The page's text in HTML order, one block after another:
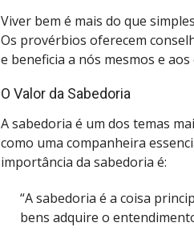
Viver bem é mais do que
Os provérbios oferecem
e beneficia a nós mesmos e
O Valor da Sabedoria
A sabedoria é um dos temas
como uma companheira
importância da sabedoria é:
“A sabedoria é a coisa
bens adquire o